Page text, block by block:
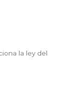
la ley del